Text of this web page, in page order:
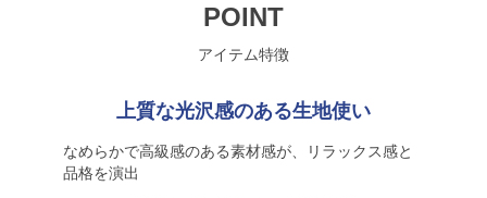
POINT
アイテム特徴
上質な光沢感のある生地使い
なめらかで高級感のある素材感が、リラックス感と
品格を演出